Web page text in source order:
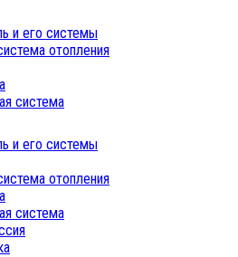
и его системы
отопления
система
и его системы
отопления
система